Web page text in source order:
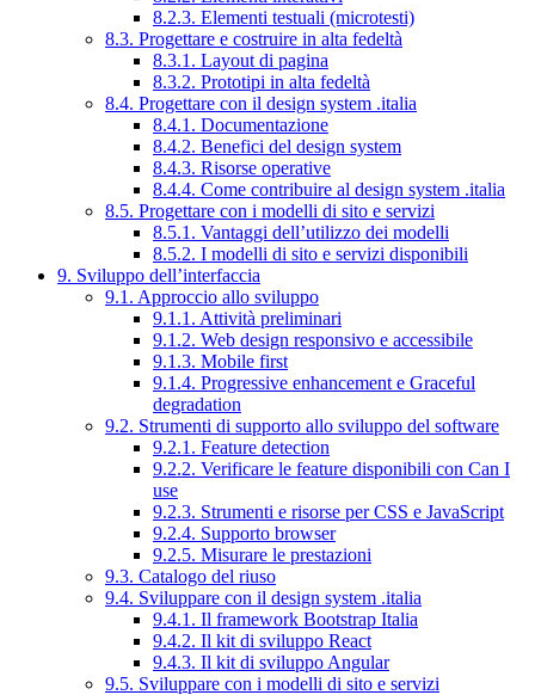
8.2.3. Elementi testuali (microtesti)
8.3. Progettare e costruire in alta fedeltà
8.3.1. Layout di pagina
8.3.2. Prototipi in alta fedeltà
8.4. Progettare con il design system .italia
8.4.1. Documentazione
8.4.2. Benefici del design system
8.4.3. Risorse operative
8.4.4. Come contribuire al design system .italia
8.5. Progettare con i modelli di sito e servizi
8.5.1. Vantaggi dell’utilizzo dei modelli
8.5.2. I modelli di sito e servizi disponibili
9. Sviluppo dell’interfaccia
9.1. Approccio allo sviluppo
9.1.1. Attività preliminari
9.1.2. Web design responsivo e accessibile
9.1.3. Mobile first
9.1.4. Progressive enhancement e Graceful
degradation
9.2. Strumenti di supporto allo sviluppo del software
9.2.1. Feature detection
9.2.2. Verificare le feature disponibili con Can I
use
9.2.3. Strumenti e risorse per CSS e JavaScript
9.2.4. Supporto browser
9.2.5. Misurare le prestazioni
9.3. Catalogo del riuso
9.4. Sviluppare con il design system .italia
9.4.1. Il framework Bootstrap Italia
9.4.2. Il kit di sviluppo React
9.4.3. Il kit di sviluppo Angular
9.5. Sviluppare con i modelli di sito e servizi